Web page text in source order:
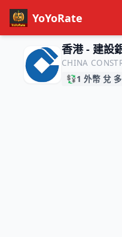
YoYoRate
香港 - 建設
CHINA
💱1 外幣 兌